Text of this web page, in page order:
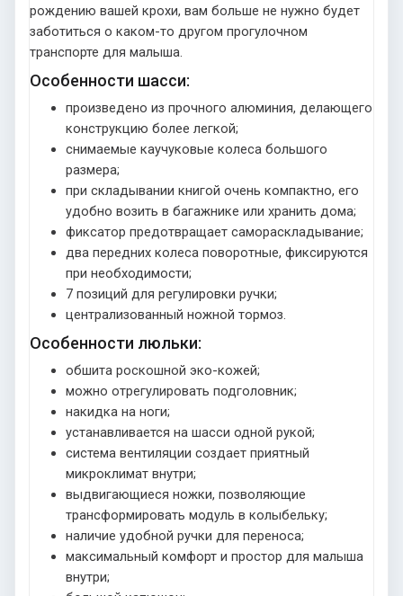
рождению вашей крохи, вам больше не нужно будет
заботиться о каком-то другом прогулочном
транспорте для малыша.
Особенности шасси:
произведено из прочного алюминия, делающего
конструкцию более легкой;
снимаемые каучуковые колеса большого
размера;
при складывании книгой очень компактно, его
удобно возить в багажнике или хранить дома;
фиксатор предотвращает самораскладывание;
два передних колеса поворотные, фиксируются
при необходимости;
7 позиций для регулировки ручки;
централизованный ножной тормоз.
Особенности люльки:
обшита роскошной эко-кожей;
можно отрегулировать подголовник;
накидка на ноги;
устанавливается на шасси одной рукой;
система вентиляции создает приятный
микроклимат внутри;
выдвигающиеся ножки, позволяющие
трансформировать модуль в колыбельку;
наличие удобной ручки для переноса;
максимальный комфорт и простор для малыша
внутри;